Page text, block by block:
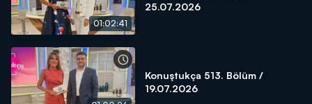
01:02:41
25.07.2026
Konuştukça 513. Bölüm /
19.07.2026